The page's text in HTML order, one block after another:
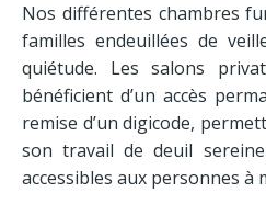
Salles de cérémonie
Contrat obsèques
Adresses
Nos différentes chambres
familles endeuillées de
quiétude. Les salons
bénéficient d’un accès
remise d’un digicode,
son travail de deuil
accessibles aux personnes à